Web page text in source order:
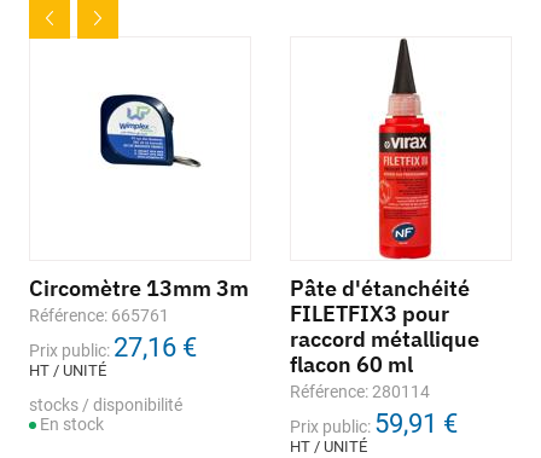
Circomètre 13mm 3m
Référence: 665761
Prix public: 27,16 €
HT / UNITÉ
stocks / disponibilité
En stock
Pâte d'étanchéité
FILETFIX3 pour
raccord métallique
flacon 60 ml
Référence: 280114
Prix public: 59,91 €
HT / UNITÉ